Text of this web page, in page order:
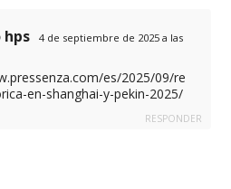
4 de septiembre de 2025 a las
es/2025/09/re
en-shanghai-y-pekin-2025/
RESPONDER